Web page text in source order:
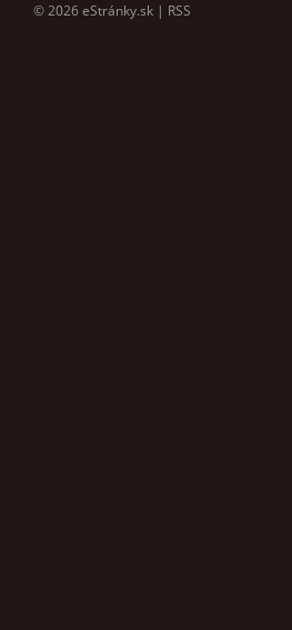
© 2026 eStránky.sk | RSS